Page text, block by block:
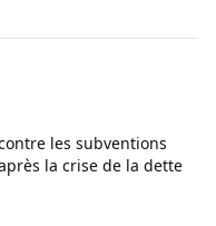
les subventions
la crise de la dette